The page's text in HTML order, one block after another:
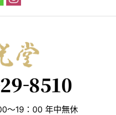
～19：00 年中無休